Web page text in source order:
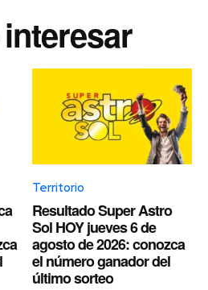
Territorio
Resultado Super Astro
Sol HOY jueves 6 de
agosto de 2026: conozca
el número ganador del
último sorteo